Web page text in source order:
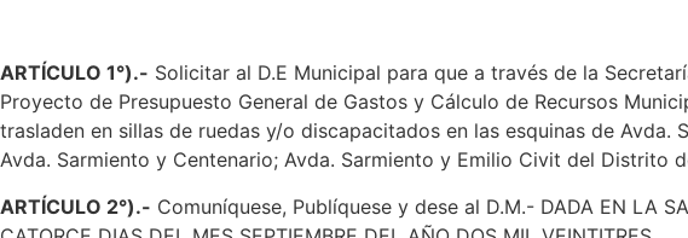
ARTÍCULO 1°).- Solicitar al D.E Municipal para que a través de la
Proyecto de Presupuesto General de Gastos y Cálculo de Recursos
trasladen en sillas de ruedas y/o discapacitados en las esquinas de
Avda. Sarmiento y Centenario; Avda. Sarmiento y Emilio Civit del Distrito
ARTÍCULO 2°).- Comuníquese, Publíquese y dese al D.M.- DADA EN LA